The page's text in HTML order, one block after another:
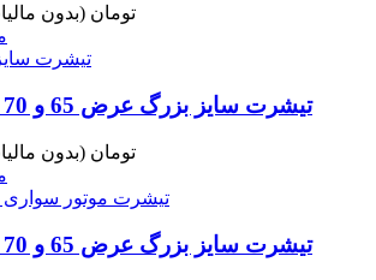
1,299,000 تومان (بدون
تیشرت سایز بزرگ عرض 65 و 70 و 75 سانت
1,299,000 تومان (بدون
تیشرت سایز بزرگ عرض 65 و 70 و 75 سانت